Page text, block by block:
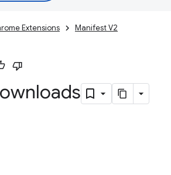
Extensions
Manifest V2